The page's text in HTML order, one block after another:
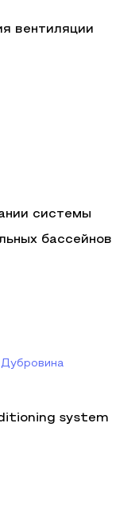
вентиляции
системы
бассейнов
system